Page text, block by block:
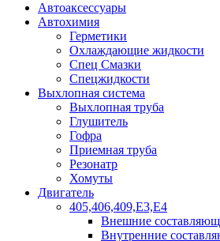
Автоаксессуары
Автохимия
Герметики
Охлаждающие жидкости
Спец Смазки
Спецжидкости
Выхлопная система
Выхлопная труба
Глушитель
Гофра
Приемная труба
Резонатр
Хомуты
Двигатель
405,406,409,Е3,Е4
Внешние
Внутренние